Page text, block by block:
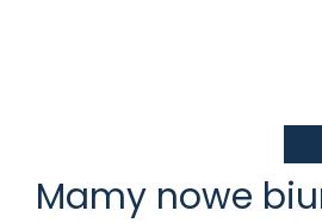
Mamy nowe